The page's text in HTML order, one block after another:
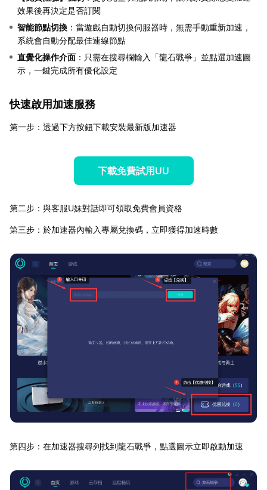
效果後再決定是否訂閱
智能節點切換 ：當遊戲自動切換伺服器時，無需手動重新加速，
系統會自動分配最佳連線節點
直覺化操作介面 ：只需在搜尋欄輸入「龍石戰爭」並點選加速圖
示，一鍵完成所有優化設定
快速啟用加速服務
第一步：透過下方按鈕下載安裝最新版加速器
下載免費試用UU
第二步：與客服U妹對話即可領取免費會員資格
第三步：於加速器內輸入專屬兌換碼，立即獲得加速時數
第四步：在加速器搜尋列找到龍石戰爭，點選圖示立即啟動加速